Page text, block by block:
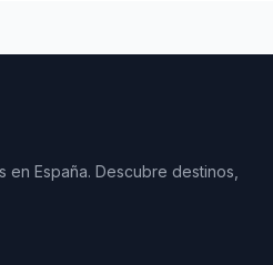
España. Descubre destinos,